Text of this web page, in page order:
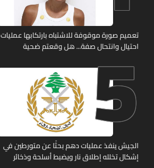
تعميم صورة موقوفة للاشتباه بارتكابها عمليات
احتيال وانتحال صفة... هل وقعتم ضحية
5
الجيش ينفذ عمليات دهم بحثًا عن متورطين في
إشكال تخلله إطلاق نار ويضبط أسلحة وذخائر